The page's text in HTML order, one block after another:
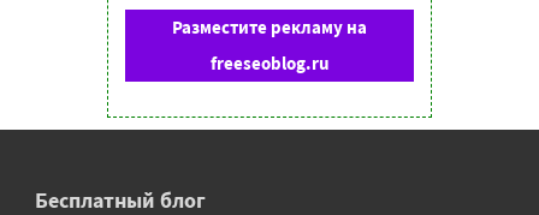
Разместите рекламу на
freeseoblog.ru
Бесплатный блог